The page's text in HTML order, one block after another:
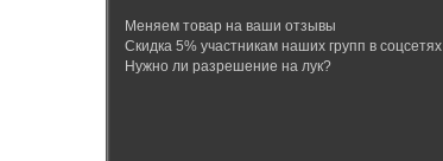
Меняем товар на ваши отзывы
Скидка 5% участникам наших групп в соцсетях
Нужно ли разрешение на лук?